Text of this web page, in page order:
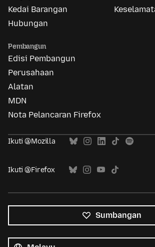
Kedai Barangan
Hubungan
Pembangun
Edisi Pembangun
Perusahaan
Alatan
MDN
Nota Pelancaran Firefox
Ikuti @Mozilla
Ikuti @Firefox
Sumbangan
bahasa
Bahasa